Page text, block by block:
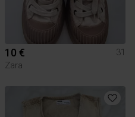
10 €
31
Zara